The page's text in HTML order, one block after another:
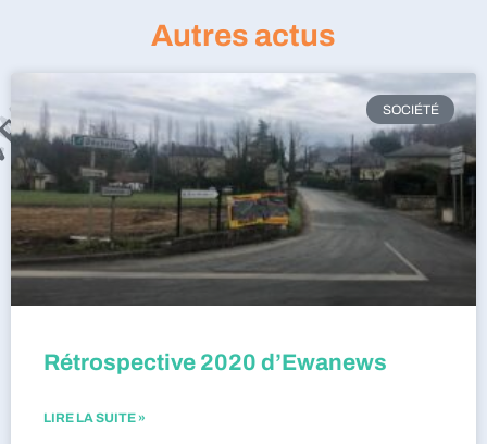
Autres actus
SOCIÉTÉ
Rétrospective 2020 d’Ewanews
LIRE LA SUITE »